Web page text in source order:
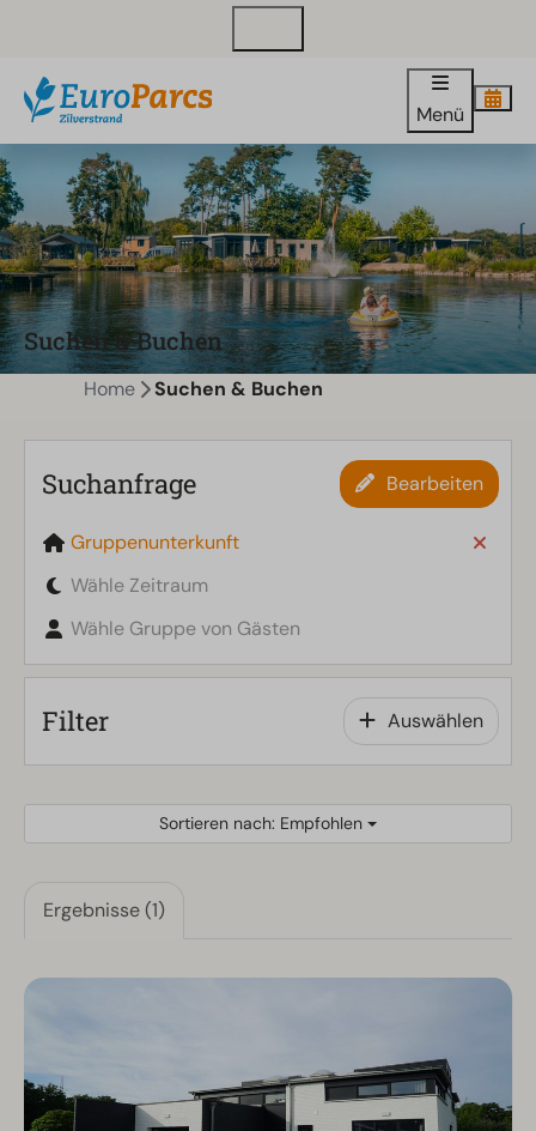
Menü
Suchen & Buchen
Home Suchen & Buchen
Suchanfrage Bearbeiten
Gruppenunterkunft
Wähle Zeitraum
Wähle Gruppe von Gästen
Filter Auswählen
Sortieren nach: Empfohlen
Ergebnisse (1)